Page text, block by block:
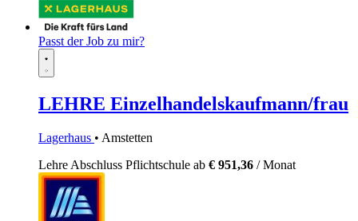
Passt der Job zu mir?
LEHRE Einzelhandelskaufmann/frau
Lagerhaus • Amstetten
Lehre Abschluss Pflichtschule ab € 951,36 / Monat